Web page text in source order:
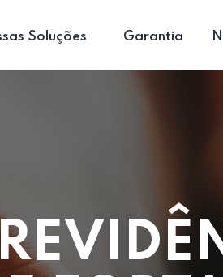
Soluções Garantia